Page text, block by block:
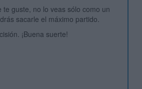
guste, no lo veas sólo como un
sacarle el máximo partido.
¡Buena suerte!